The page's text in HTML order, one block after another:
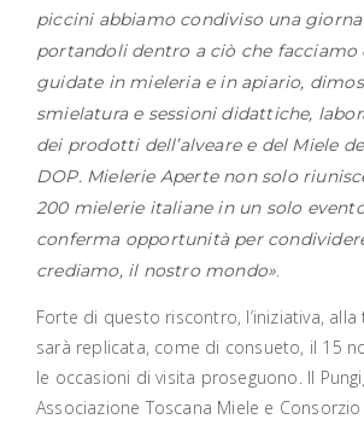
piccini abbiamo condiviso una
portandoli dentro a ciò che facciamo
guidate in mieleria e in apiario,
smielatura e sessioni didattiche,
dei prodotti dell’alveare e del Miele
DOP. Mielerie Aperte non solo
200 mielerie italiane in un solo
conferma opportunità per
crediamo, il nostro mondo».
Forte di questo riscontro, l’iniziativa,
sarà replicata, come di consueto, il 15
le occasioni di visita proseguono. Il
Associazione Toscana Miele e